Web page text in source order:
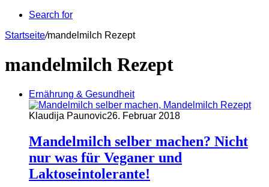
Search for
Startseite/mandelmilch Rezept
mandelmilch Rezept
Ernährung & Gesundheit
Klaudija Paunovic26. Februar 2018
Mandelmilch selber machen? Nicht
nur was für Veganer und
Laktoseintolerante!